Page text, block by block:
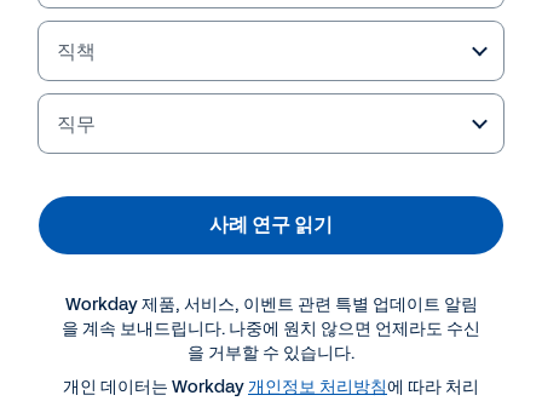
직책
직무
사례 연구 읽기
Workday 제품, 서비스, 이벤트 관련 특별 업데이트 알림
을 계속 보내드립니다. 나중에 원치 않으면 언제라도 수신
을 거부할 수 있습니다.
개인 데이터는 Workday개인정보 처리방침에 따라 처리